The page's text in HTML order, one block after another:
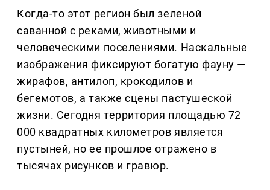
Когда-то этот регион был зеленой
саванной с реками, животными и
человеческими поселениями. Наскальные
изображения фиксируют богатую фауну —
жирафов, антилоп, крокодилов и
бегемотов, а также сцены пастушеской
жизни. Сегодня территория площадью 72
000 квадратных километров является
пустыней, но ее прошлое отражено в
тысячах рисунков и гравюр.